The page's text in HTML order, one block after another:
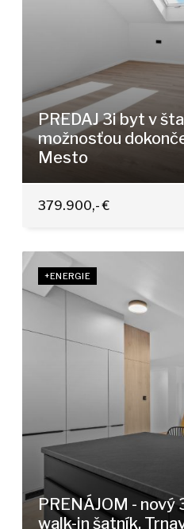
PREDAJ 3i byt v
možnosťou
Mesto
Trnavská cesta,
379.900,- €
+ENERGIE
PRENÁJOM - nový
walk-in šatník,